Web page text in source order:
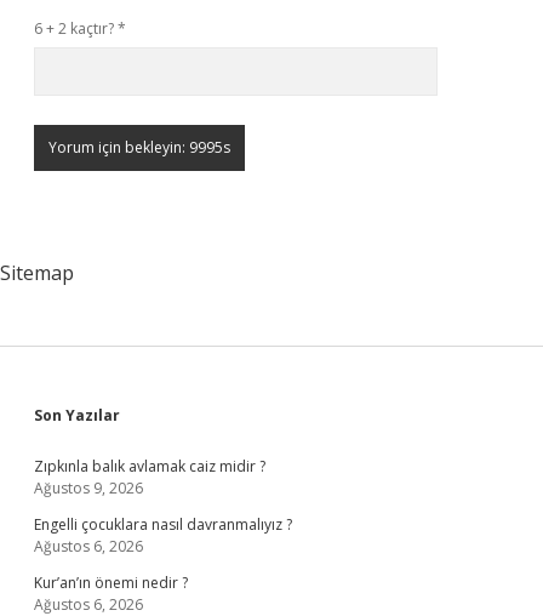
6 + 2 kaçtır?*
Sitemap
Sidebar
Son Yazılar
Zıpkınla balık avlamak caiz midir ?
Ağustos 9, 2026
Engelli çocuklara nasıl davranmalıyız ?
Ağustos 6, 2026
Kur’an’ın önemi nedir ?
Ağustos 6, 2026